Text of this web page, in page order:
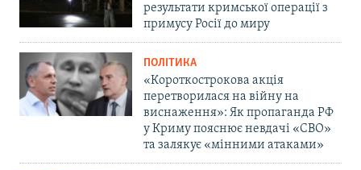
результати кримської операції з
примусу Росії до миру
ПОЛІТИКА
«Короткострокова акція
перетворилася на війну на
виснаження»: Як пропаганда РФ
у Криму пояснює невдачі «СВО»
та залякує «мінними атаками»